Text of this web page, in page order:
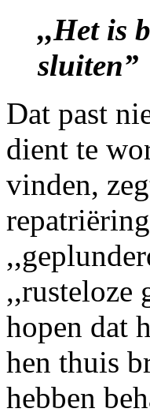
,,Het is
sluiten”
Dat past
dient te
vinden,
,,rusteloze
hopen dat
hen thuis
hebben